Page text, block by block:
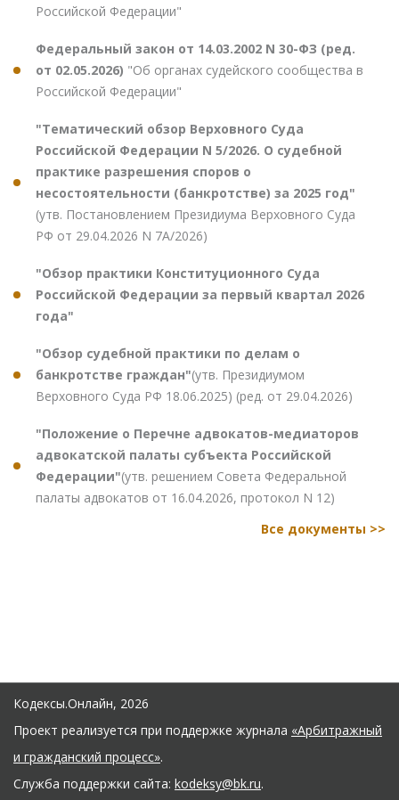
Российской Федерации"
Федеральный закон от 14.03.2002 N 30-ФЗ (ред.
от 02.05.2026) "Об органах судейского сообщества в
Российской Федерации"
"Тематический обзор Верховного Суда
Российской Федерации N 5/2026. О судебной
практике разрешения споров о
несостоятельности (банкротстве) за 2025 год"
(утв. Постановлением Президиума Верховного Суда
РФ от 29.04.2026 N 7А/2026)
"Обзор практики Конституционного Суда
Российской Федерации за первый квартал 2026
года"
"Обзор судебной практики по делам о
банкротстве граждан"(утв. Президиумом
Верховного Суда РФ 18.06.2025) (ред. от 29.04.2026)
"Положение о Перечне адвокатов-медиаторов
адвокатской палаты субъекта Российской
Федерации"(утв. решением Совета Федеральной
палаты адвокатов от 16.04.2026, протокол N 12)
Все документы >>
Кодексы.Онлайн, 2026
Проект реализуется при поддержке журнала «Арбитражный
и гражданский процесс».
Служба поддержки сайта: kodeksy@bk.ru.